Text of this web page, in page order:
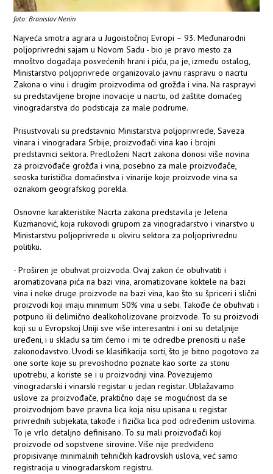
foto: Branislav Nenin
Najveća smotra agrara u Jugoistočnoj Evropi – 93. Međunarodni
poljoprivredni sajam u Novom Sadu - bio je pravo mesto za
mnoštvo događaja posvećenih hrani i piću, pa je, između ostalog,
Ministarstvo poljoprivrede organizovalo javnu raspravu o nacrtu
Zakona o vinu i drugim proizvodima od grožđa i vina. Na rasprayvi
su predstavljene brojne inovacije u nacrtu, od zaštite domaćeg
vinogradarstva do podsticaja za male podrume.
Prisustvovali su predstavnici Ministarstva poljoprivrede, Saveza
vinara i vinogradara Srbije, proizvođači vina kao i brojni
predstavnici sektora. Predloženi Nacrt zakona donosi više novina
za proizvođače grožđa i vina, posebno za male proizvođače,
seoska turistička domaćinstva i vinarije koje proizvode vina sa
oznakom geografskog porekla.
Osnovne karakteristike Nacrta zakona predstavila je Jelena
Kuzmanović, koja rukovodi grupom za vinogradarstvo i vinarstvo u
Ministarstvu poljoprivrede u okviru sektora za poljoprivrednu
politiku.
- Proširen je obuhvat proizvoda. Ovaj zakon će obuhvatiti i
aromatizovana pića na bazi vina, aromatizovane koktele na bazi
vina i neke druge proizvode na bazi vina, kao što su špriceri i slični
proizvodi koji imaju minimum 50% vina u sebi. Takođe će obuhvati i
potpuno ili delimično dealkoholizovane proizvode. To su proizvodi
koji su u Evropskoj Uniji sve više interesantni i oni su detaljnije
uređeni, i u skladu sa tim ćemo i mi te odredbe prenositi u naše
zakonodavstvo. Uvodi se klasifikacija sorti, što je bitno pogotovo za
one sorte koje su prevoshodno poznate kao sorte za stonu
upotrebu, a koriste se i u proizvodnji vina. Povezujemo
vinogradarski i vinarski registar u jedan registar. Ublažavamo
uslove za proizvođače, praktično daje se mogućnost da se
proizvodnjom bave pravna lica koja nisu upisana u registar
privrednih subjekata, takođe i fizička lica pod određenim uslovima.
To je vrlo detaljno definisano. To su mali proizvođači koji
proizvode od sopstvene sirovine. Više nije predviđeno
propisivanje minimalnih tehničkih kadrovskih uslova, već samo
registracija u vinogradarskom registru.